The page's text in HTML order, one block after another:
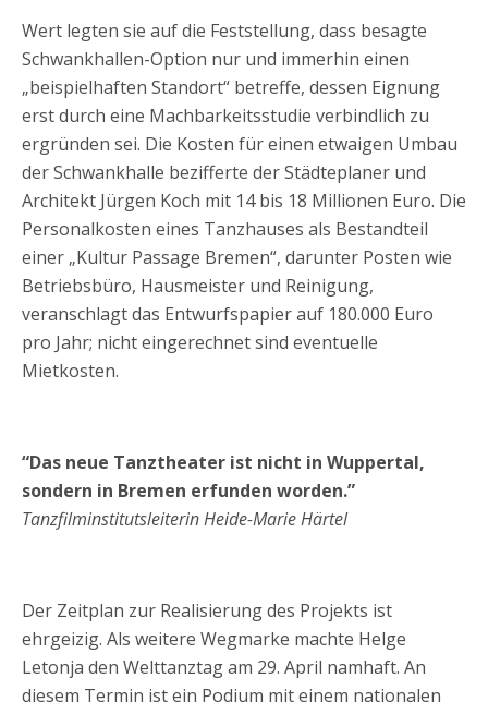
Wert legten sie auf die Feststellung, dass besagte
Schwankhallen-Option nur und immerhin einen
„beispielhaften Standort“ betreffe, dessen Eignung
erst durch eine Machbarkeitsstudie verbindlich zu
ergründen sei. Die Kosten für einen etwaigen Umbau
der Schwankhalle bezifferte der Städteplaner und
Architekt Jürgen Koch mit 14 bis 18 Millionen Euro. Die
Personalkosten eines Tanzhauses als Bestandteil
einer „Kultur Passage Bremen“, darunter Posten wie
Betriebsbüro, Hausmeister und Reinigung,
veranschlagt das Entwurfspapier auf 180.000 Euro
pro Jahr; nicht eingerechnet sind eventuelle
Mietkosten.
“Das neue Tanztheater ist nicht in Wuppertal,
sondern in Bremen erfunden worden.”
Tanzfilminstitutsleiterin Heide-Marie Härtel
Der Zeitplan zur Realisierung des Projekts ist
ehrgeizig. Als weitere Wegmarke machte Helge
Letonja den Welttanztag am 29. April namhaft. An
diesem Termin ist ein Podium mit einem nationalen